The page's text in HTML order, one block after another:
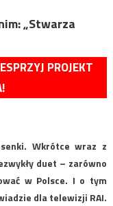
„Stwarza
PROJEKT
Wkrótce wraz z
duet – zarówno
w Polsce. I o tym
dla telewizji RAI.